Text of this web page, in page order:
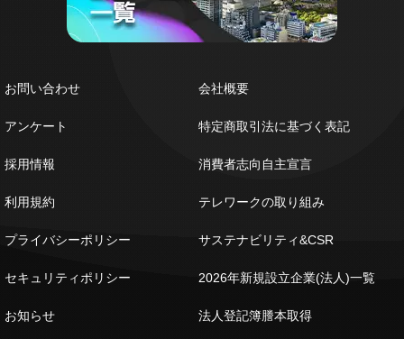
お問い合わせ
アンケート
採用情報
利用規約
プライバシーポリシー
セキュリティポリシー
お知らせ
会社概要
特定商取引法に基づく表記
消費者志向自主宣言
テレワークの取り組み
サステナビリティ&CSR
2026年新規設立企業(法人)一覧
法人登記簿謄本取得